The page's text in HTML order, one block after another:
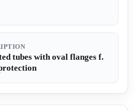
tubes with oval flanges f.